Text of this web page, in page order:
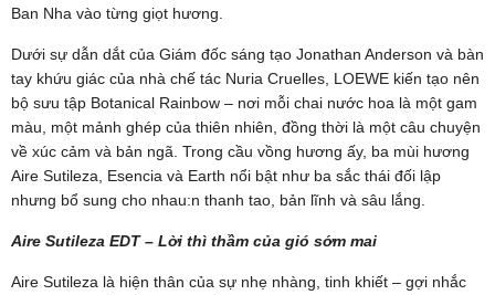
Ban Nha vào từng giọt hương.
Dưới sự dẫn dắt của Giám đốc sáng tạo Jonathan Anderson và bàn
tay khứu giác của nhà chế tác Nuria Cruelles, LOEWE kiến tạo nên
bộ sưu tập Botanical Rainbow – nơi mỗi chai nước hoa là một gam
màu, một mảnh ghép của thiên nhiên, đồng thời là một câu chuyện
về xúc cảm và bản ngã. Trong cầu vồng hương ấy, ba mùi hương
Aire Sutileza, Esencia và Earth nổi bật như ba sắc thái đối lập
nhưng bổ sung cho nhau:n thanh tao, bản lĩnh và sâu lắng.
Aire Sutileza EDT – Lời thì thầm của gió sớm mai
Aire Sutileza là hiện thân của sự nhẹ nhàng, tinh khiết – gợi nhắc